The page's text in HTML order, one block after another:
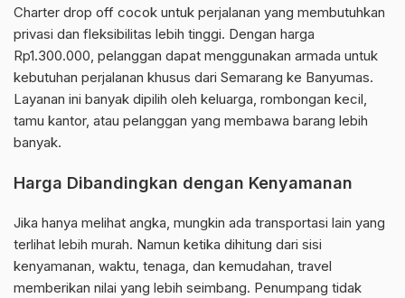
Charter drop off cocok untuk perjalanan yang membutuhkan
privasi dan fleksibilitas lebih tinggi. Dengan harga
Rp1.300.000, pelanggan dapat menggunakan armada untuk
kebutuhan perjalanan khusus dari Semarang ke Banyumas.
Layanan ini banyak dipilih oleh keluarga, rombongan kecil,
tamu kantor, atau pelanggan yang membawa barang lebih
banyak.
Harga Dibandingkan dengan Kenyamanan
Jika hanya melihat angka, mungkin ada transportasi lain yang
terlihat lebih murah. Namun ketika dihitung dari sisi
kenyamanan, waktu, tenaga, dan kemudahan, travel
memberikan nilai yang lebih seimbang. Penumpang tidak